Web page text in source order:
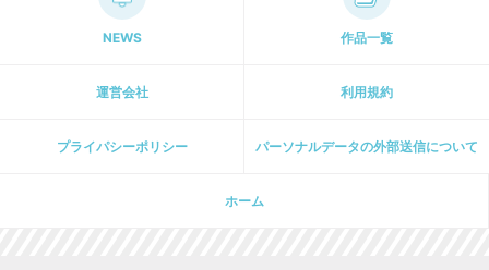
NEWS 作品一覧
運営会社 利用規約
プライパシーポリシー パーソナルデータの外部送信について
ホーム